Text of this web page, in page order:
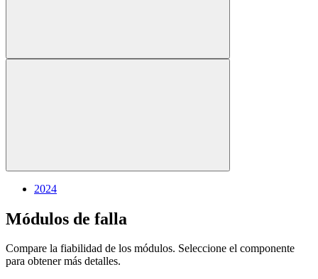
2024
Módulos de falla
Compare la fiabilidad de los módulos. Seleccione el componente
para obtener más detalles.